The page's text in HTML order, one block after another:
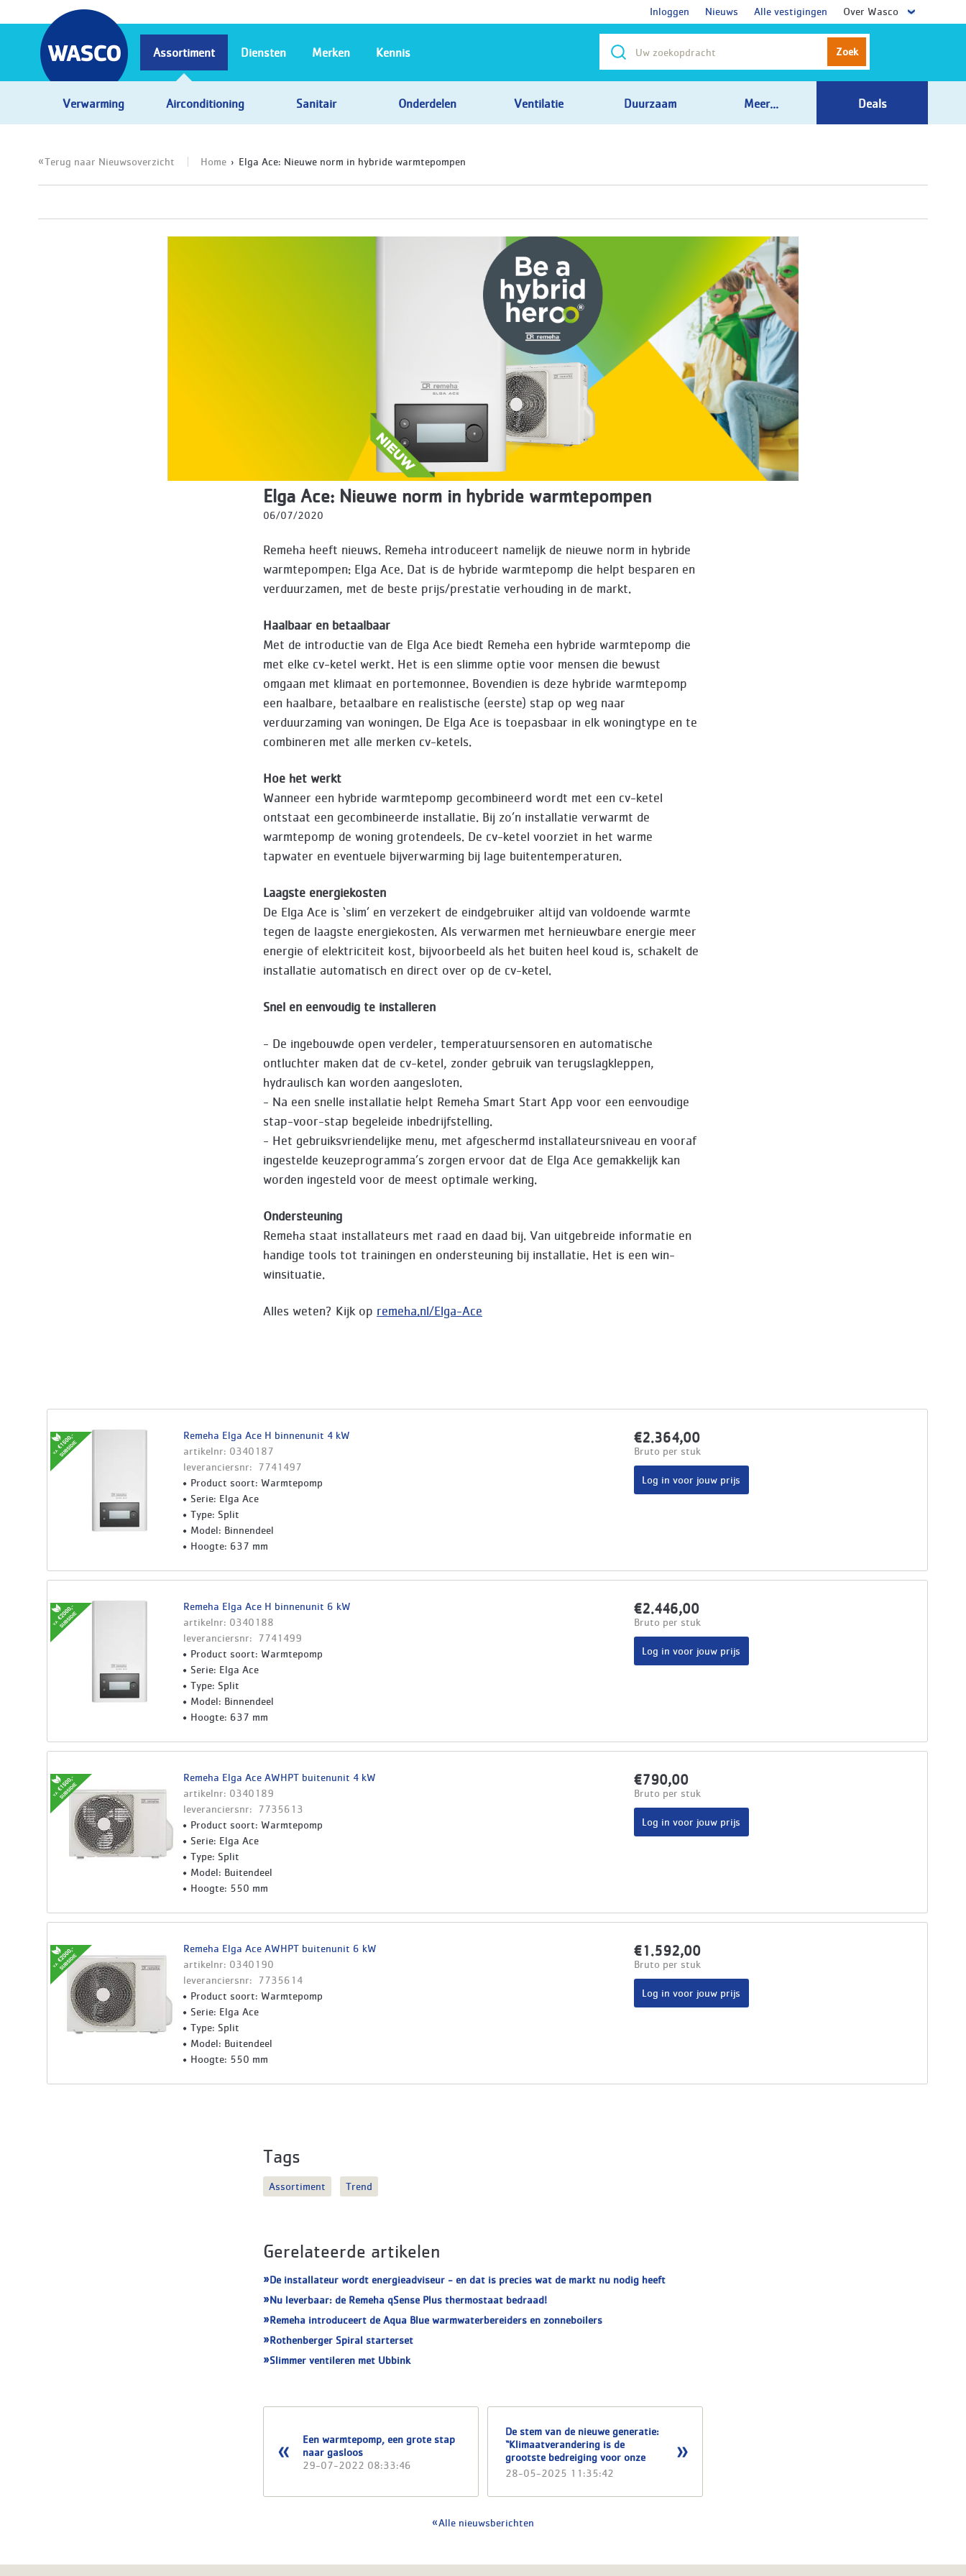
Inloggen Nieuws Alle vestigingen Over Wasco
Zoek
Assortiment
Verwarming Airconditioning Sanitair Onderdelen Ventilatie Duurzaam Meer... Deals
Diensten Merken Kennis
Terug naar Nieuwsoverzicht Home Elga Ace: Nieuwe norm in hybride warmtepompen
Elga Ace: Nieuwe norm in hybride warmtepompen
06/07/2020
Remeha heeft nieuws. Remeha introduceert namelijk de nieuwe norm in hybride
warmtepompen: Elga Ace. Dat is de hybride warmtepomp die helpt besparen en
verduurzamen, met de beste prijs/prestatie verhouding in de markt.
Haalbaar en betaalbaar
Met de introductie van de Elga Ace biedt Remeha een hybride warmtepomp die
met elke cv-ketel werkt. Het is een slimme optie voor mensen die bewust
omgaan met klimaat en portemonnee. Bovendien is deze hybride warmtepomp
een haalbare, betaalbare en realistische (eerste) stap op weg naar
verduurzaming van woningen. De Elga Ace is toepasbaar in elk woningtype en te
combineren met alle merken cv-ketels.
Hoe het werkt
Wanneer een hybride warmtepomp gecombineerd wordt met een cv-ketel
ontstaat een gecombineerde installatie. Bij zo’n installatie verwarmt de
warmtepomp de woning grotendeels. De cv-ketel voorziet in het warme
tapwater en eventuele bijverwarming bij lage buitentemperaturen.
Laagste energiekosten
De Elga Ace is ‘slim’ en verzekert de eindgebruiker altijd van voldoende warmte
tegen de laagste energiekosten. Als verwarmen met hernieuwbare energie meer
energie of elektriciteit kost, bijvoorbeeld als het buiten heel koud is, schakelt de
installatie automatisch en direct over op de cv-ketel.
Snel en eenvoudig te installeren
- De ingebouwde open verdeler, temperatuursensoren en automatische
ontluchter maken dat de cv-ketel, zonder gebruik van terugslagkleppen,
hydraulisch kan worden aangesloten.
- Na een snelle installatie helpt Remeha Smart Start App voor een eenvoudige
stap-voor-stap begeleide inbedrijfstelling.
- Het gebruiksvriendelijke menu, met afgeschermd installateursniveau en vooraf
ingestelde keuzeprogramma’s zorgen ervoor dat de Elga Ace gemakkelijk kan
worden ingesteld voor de meest optimale werking.
Ondersteuning
Remeha staat installateurs met raad en daad bij. Van uitgebreide informatie en
handige tools tot trainingen en ondersteuning bij installatie. Het is een win-
winsituatie.
Alles weten? Kijk op remeha.nl/Elga-Ace
Remeha Elga Ace H binnenunit 4 kW
artikelnr: 0340187
leveranciersnr: 7741497
Product soort: Warmtepomp
Serie: Elga Ace
Type: Split
Model: Binnendeel
Hoogte: 637 mm
€2.364,00
Bruto per stuk
Log in voor jouw prijs
Remeha Elga Ace H binnenunit 6 kW
artikelnr: 0340188
leveranciersnr: 7741499
Product soort: Warmtepomp
Serie: Elga Ace
Type: Split
Model: Binnendeel
Hoogte: 637 mm
€2.446,00
Bruto per stuk
Log in voor jouw prijs
Remeha Elga Ace AWHPT buitenunit 4 kW
artikelnr: 0340189
leveranciersnr: 7735613
Product soort: Warmtepomp
Serie: Elga Ace
Type: Split
Model: Buitendeel
Hoogte: 550 mm
€790,00
Bruto per stuk
Log in voor jouw prijs
Remeha Elga Ace AWHPT buitenunit 6 kW
artikelnr: 0340190
leveranciersnr: 7735614
Product soort: Warmtepomp
Serie: Elga Ace
Type: Split
Model: Buitendeel
Hoogte: 550 mm
€1.592,00
Bruto per stuk
Log in voor jouw prijs
Tags
Assortiment Trend
Gerelateerde artikelen
De installateur wordt energieadviseur - en dat is precies wat de markt nu nodig heeft
Nu leverbaar: de Remeha qSense Plus thermostaat bedraad!
Remeha introduceert de Aqua Blue warmwaterbereiders en zonneboilers
Rothenberger Spiral starterset
Slimmer ventileren met Ubbink
Een warmtepomp, een grote stap
naar gasloos
29-07-2022 08:33:46
De stem van de nieuwe generatie:
“Klimaatverandering is de
grootste bedreiging voor onze
toekomst”
28-05-2025 11:35:42
Alle nieuwsberichten